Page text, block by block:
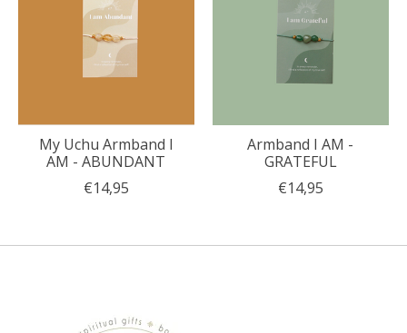
My Uchu Armband I
AM - ABUNDANT
€14,95
Armband I AM -
GRATEFUL
€14,95